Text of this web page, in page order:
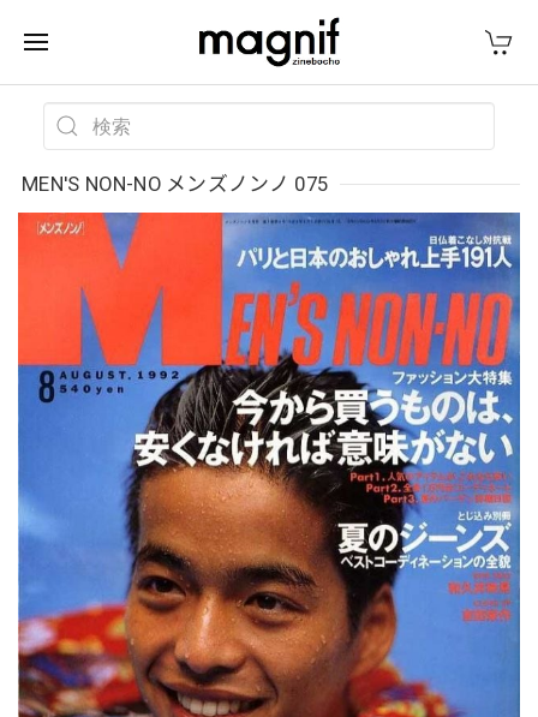
MEN'S NON-NO メンズノンノ 075